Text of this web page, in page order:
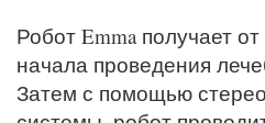
Робот Emma получает
начала проведения
Затем с помощью